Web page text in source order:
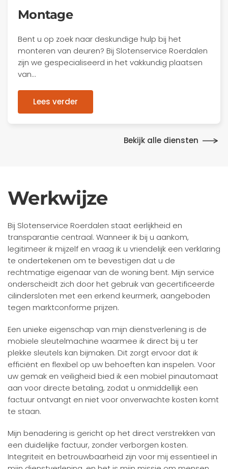
Montage
Bent u op zoek naar deskundige hulp bij het
monteren van deuren? Bij Slotenservice Roerdalen
zijn we gespecialiseerd in het vakkundig plaatsen
van…
Lees verder
Bekijk alle diensten
Werkwijze
Bij Slotenservice Roerdalen staat eerlijkheid en
transparantie centraal. Wanneer ik bij u aankom,
legitimeer ik mijzelf en vraag ik u vriendelijk een verklaring
te ondertekenen om te bevestigen dat u de
rechtmatige eigenaar van de woning bent. Mijn service
onderscheidt zich door het gebruik van gecertificeerde
cilindersloten met een erkend keurmerk, aangeboden
tegen marktconforme prijzen.
Een unieke eigenschap van mijn dienstverlening is de
mobiele sleutelmachine waarmee ik direct bij u ter
plekke sleutels kan bijmaken. Dit zorgt ervoor dat ik
efficiënt en flexibel op uw behoeften kan inspelen. Voor
uw gemak en veiligheid bied ik een mobiel pinautomaat
aan voor directe betaling, zodat u onmiddellijk een
factuur ontvangt en niet voor onverwachte kosten komt
te staan.
Mijn benadering is gericht op het direct verstrekken van
een duidelijke factuur, zonder verborgen kosten.
Integriteit en betrouwbaarheid zijn voor mij essentieel in